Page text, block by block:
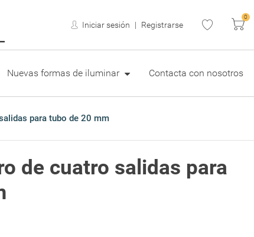
0
Iniciar sesión Registrarse
Nuevas formas de iluminar Contacta con nosotros
para tubo de 20 mm
de cuatro salidas para